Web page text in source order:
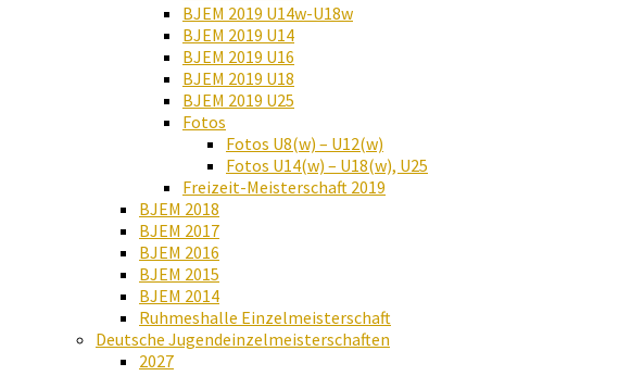
BJEM 2019 U14w-U18w
BJEM 2019 U14
BJEM 2019 U16
BJEM 2019 U18
BJEM 2019 U25
Fotos
Fotos U8(w) – U12(w)
Fotos U14(w) – U18(w), U25
Freizeit-Meisterschaft 2019
BJEM 2018
BJEM 2017
BJEM 2016
BJEM 2015
BJEM 2014
Ruhmeshalle Einzelmeisterschaft
Deutsche Jugendeinzelmeisterschaften
2027